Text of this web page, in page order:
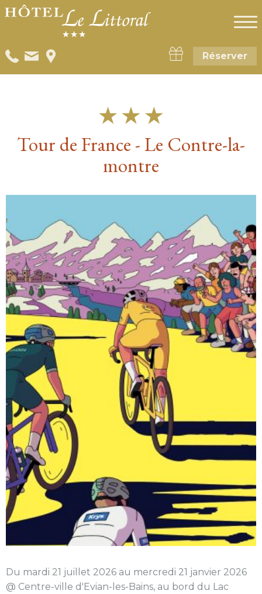
Réserver
Tour de France - Le Contre-la-
montre
Du mardi 21 juillet 2026 au mercredi 21 janvier 2026
@ Centre-ville d'Evian-les-Bains, au bord du Lac